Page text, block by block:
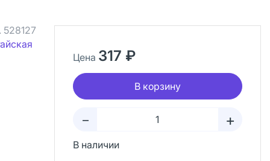
528127
Цена 317 ₽
В корзину
– +
В наличии